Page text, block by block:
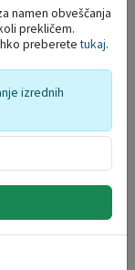
julija 2026, ob
gasilskega
gasilsko
namen obveščanja
prekličem.
preberetetukaj.
izrednih